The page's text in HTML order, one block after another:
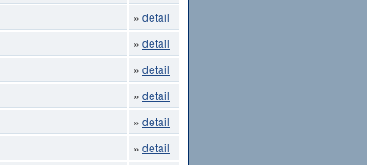
» detail
» detail
» detail
» detail
» detail
» detail